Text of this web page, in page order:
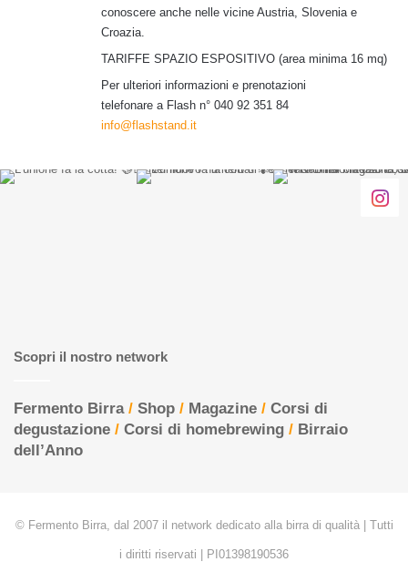
conoscere anche nelle vicine Austria, Slovenia e
Croazia.
TARIFFE SPAZIO ESPOSITIVO (area minima 16 mq)
Per ulteriori informazioni e prenotazioni
telefonare a Flash n° 040 92 351 84
info@flashstand.it
Scopri il nostro network
Fermento Birra/ Shop / Magazine / Corsi di
degustazione / Corsi di homebrewing / Birraio
dell’Anno
© Fermento Birra, dal 2007 il network dedicato alla birra di qualità | Tutti
i diritti riservati | PI01398190536